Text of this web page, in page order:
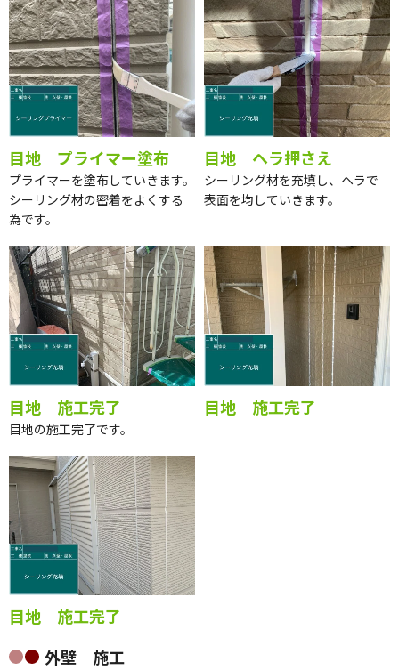
目地 プライマー塗布
プライマーを塗布していきます。
シーリング材の密着をよくする
為です。
目地 ヘラ押さえ
シーリング材を充填し、ヘラで
表面を均していきます。
目地 施工完了
目地の施工完了です。
目地 施工完了
目地 施工完了
外壁 施工